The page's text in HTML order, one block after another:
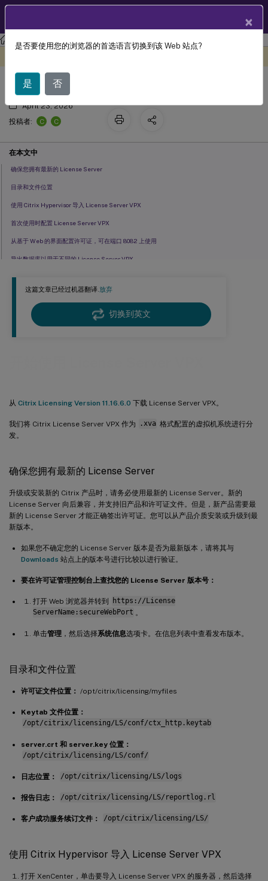
许可 Licensing 11.16.6
这篇文章已经过机器翻译.放弃
切换到英文
从 Citrix Licensing Version 11.16.6.0 下载 License Server VPX。
我们将 Citrix License Server VPX 作为 .xva 格式配置的虚拟机系统进行分
发。
确保您拥有最新的 License Server
升级或安装新的 Citrix 产品时，请务必使用最新的 License Server。新的
License Server 向后兼容，并支持旧产品和许可证文件。但是，新产品需要最
新的 License Server 才能正确签出许可证。您可以从产品介质安装或升级到最
新版本。
如果您不确定您的 License Server 版本是否为最新版本，请将其与
Downloads 站点上的版本号进行比较以进行验证。
要在许可证管理控制台上查找您的 License Server 版本号：
打开 Web 浏览器并转到
https://License
ServerName:secureWebPort 。
单击管理 ，然后选择系统信息选项卡。在信息列表中查看发布版本。
目录和文件位置
许可证文件位置： /opt/citrix/licensing/myfiles
Keytab 文件位置：
/opt/citrix/licensing/LS/conf/ctx_http.keytab
server.crt 和 server.key 位置：
/opt/citrix/licensing/LS/conf/
日志位置： /opt/citrix/licensing/LS/logs
报告日志： /opt/citrix/licensing/LS/reportlog.rl
客户成功服务续订文件： /opt/citrix/licensing/LS/
使用 Citrix Hypervisor 导入 License Server VPX
打开 XenCenter，单击要导入 License Server VPX 的服务器，然后选择
开始使用 License Server VPX
April 23, 2026
投稿者:
C C
在本文中
确保您拥有最新的 License Server
目录和文件位置
使用 Citrix Hypervisor 导入 License Server VPX
首次使用时配置 License Server VPX
从基于 Web 的界面配置许可证，可在端口 8082 上使用
导出数据库以用于不同的 License Server VPX
生成并安装密钥表文件
在 Citrix 许可证服务器 VPX 上禁用域名截断
从旧版许可证服务器 VPX 移动许可证文件
×
是否要使用您的浏览器的首选语言切换到该 Web 站点?
是 否